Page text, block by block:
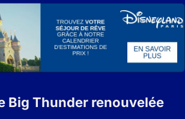
Big Thunder renouvelée